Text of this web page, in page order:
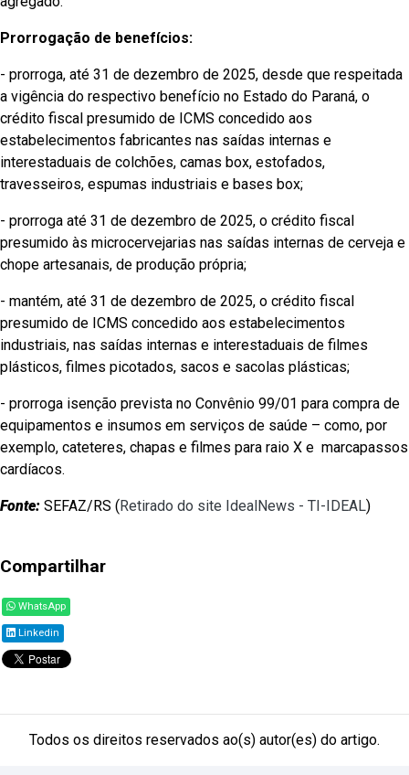
Prorrogação de benefícios:
- prorroga, até 31 de dezembro de 2025, desde que respeitada
a vigência do respectivo benefício no Estado do Paraná, o
crédito fiscal presumido de ICMS concedido aos
estabelecimentos fabricantes nas saídas internas e
interestaduais de colchões, camas box, estofados,
travesseiros, espumas industriais e bases box;
- prorroga até 31 de dezembro de 2025, o crédito fiscal
presumido às microcervejarias nas saídas internas de cerveja e
chope artesanais, de produção própria;
- mantém, até 31 de dezembro de 2025, o crédito fiscal
presumido de ICMS concedido aos estabelecimentos
industriais, nas saídas internas e interestaduais de filmes
plásticos, filmes picotados, sacos e sacolas plásticas;
- prorroga isenção prevista no Convênio 99/01 para compra de
equipamentos e insumos em serviços de saúde – como, por
exemplo, cateteres, chapas e filmes para raio X e marcapassos
cardíacos.
Fonte: SEFAZ/RS (Retirado do site IdealNews - TI-IDEAL)
Compartilhar
WhatsApp
Linkedin
Todos os direitos reservados ao(s) autor(es) do artigo.